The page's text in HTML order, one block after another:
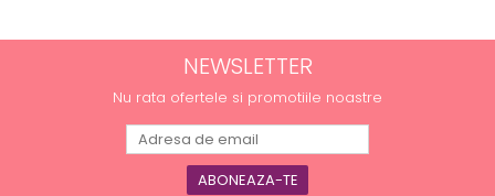
NEWSLETTER
Nu rata ofertele si promotiile noastre